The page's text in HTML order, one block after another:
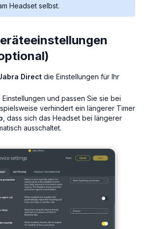
Headset selbst.
Direct die Einstellungen für Ihr
und passen Sie sie bei
verhindert ein längerer Timer
, dass sich das Headset bei längerer
ausschaltet.